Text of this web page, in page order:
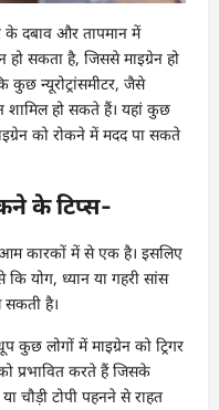
के दबाव और तापमान में
हो सकता है, जिससे माइग्रेन हो
न्यूरोट्रांसमीटर, जैसे
शामिल हो सकते हैं। यहां कुछ
को रोकने में मदद पा सकते
के टिप्स-
आम कारकों में से एक है। इसलिए
योग, ध्यान या गहरी सांस
सकती है।
लोगों में माइग्रेन को ट्रिगर
प्रभावित करते हैं जिसके
चौड़ी टोपी पहनने से राहत